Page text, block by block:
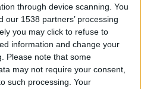
through device scanning. You
our 1538 partners’ processing
you may click to refuse to
information and change your
Please note that some
may not require your consent,
such processing. Your
ουσιαστικής εμπλοκής των
πορεία. Πρόκειται για μια
περιορισμένα μελετημένη
καθώς η διεθνής
στον ρόλο των μητέρων.